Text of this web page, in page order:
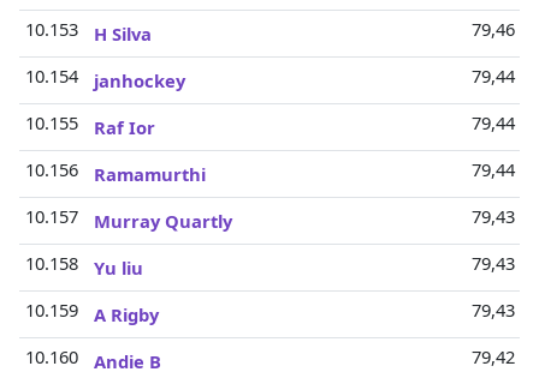
10.153
H Silva
79,46
10.154
janhockey
79,44
10.155
Raf Ior
79,44
10.156
Ramamurthi
79,44
10.157
Murray Quartly
79,43
10.158
Yu liu
79,43
10.159
A Rigby
79,43
10.160
Andie B
79,42